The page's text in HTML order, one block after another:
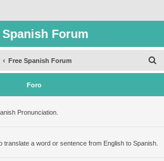
Spanish Forum
Free Spanish Forum
u
Foro
Pronunciation.
a word or sentence from English to Spanish.